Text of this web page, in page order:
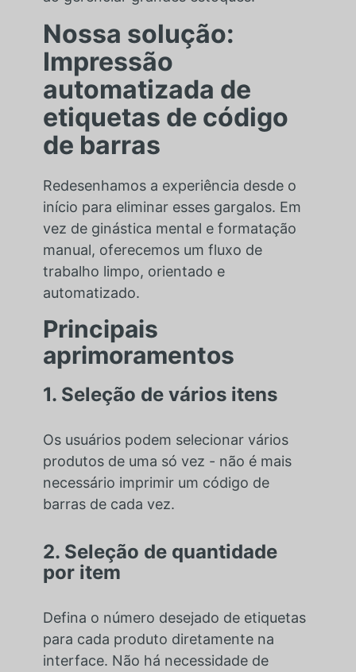
Nossa solução:
Impressão
automatizada de
etiquetas de código
de barras
Redesenhamos a experiência desde o
início para eliminar esses gargalos. Em
vez de ginástica mental e formatação
manual, oferecemos um fluxo de
trabalho limpo, orientado e
automatizado.
Principais
aprimoramentos
1. Seleção de vários itens
Os usuários podem selecionar vários
produtos de uma só vez - não é mais
necessário imprimir um código de
barras de cada vez.
2. Seleção de quantidade
por item
Defina o número desejado de etiquetas
para cada produto diretamente na
interface. Não há necessidade de